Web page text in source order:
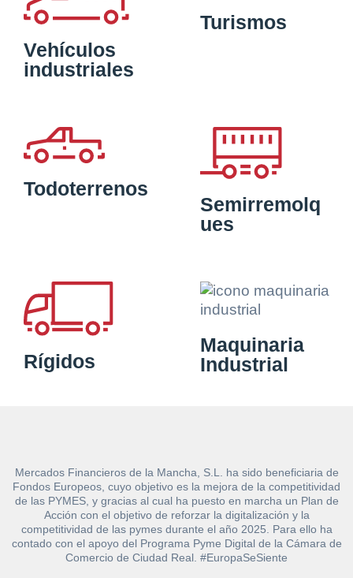
Vehículos
industriales
Turismos
Todoterrenos
Semirremolq
ues
Rígidos
Maquinaria
Industrial
Mercados Financieros de la Mancha, S.L. ha sido beneficiaria de
Fondos Europeos, cuyo objetivo es la mejora de la competitividad
de las PYMES, y gracias al cual ha puesto en marcha un Plan de
Acción con el objetivo de reforzar la digitalización y la
competitividad de las pymes durante el año 2025. Para ello ha
contado con el apoyo del Programa Pyme Digital de la Cámara de
Comercio de Ciudad Real. #EuropaSeSiente